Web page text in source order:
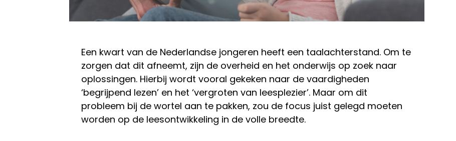
Een kwart van de Nederlandse jongeren heeft een taalachterstand. Om te
zorgen dat dit afneemt, zijn de overheid en het onderwijs op zoek naar
oplossingen. Hierbij wordt vooral gekeken naar de vaardigheden
‘begrijpend lezen’ en het ‘vergroten van leesplezier’. Maar om dit
probleem bij de wortel aan te pakken, zou de focus juist gelegd moeten
worden op de leesontwikkeling in de volle breedte.